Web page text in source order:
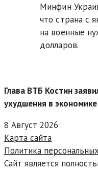
Минфин
что страна с
на военные
долларов.
Глава ВТБ Костин
ухудшения в
8 Август 2026
Карта сайта
Политика
Сайт является